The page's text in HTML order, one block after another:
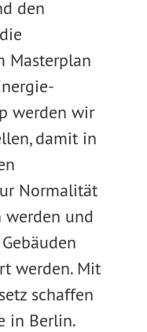
den
Masterplan
werden wir
damit in
Normalität
und
werden. Mit
schaffen
in Berlin.